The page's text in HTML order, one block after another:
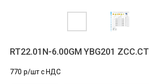
RT22.01N-6.00GM YBG201 ZCC.CT
770 р/шт c НДС